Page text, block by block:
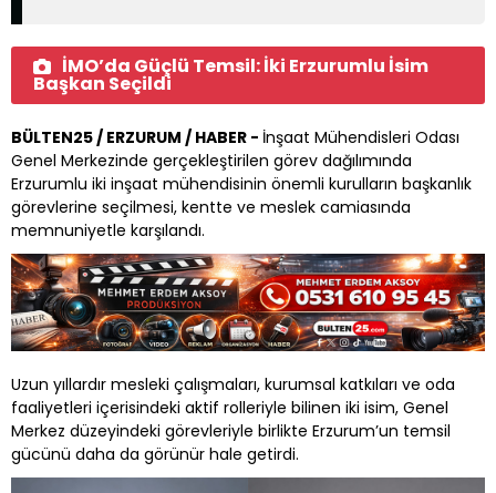
İMO’da Güçlü Temsil: İki Erzurumlu İsim
Başkan Seçildi
BÜLTEN25 / ERZURUM / HABER - İnşaat Mühendisleri Odası
Genel Merkezinde gerçekleştirilen görev dağılımında
Erzurumlu iki inşaat mühendisinin önemli kurulların başkanlık
görevlerine seçilmesi, kentte ve meslek camiasında
memnuniyetle karşılandı.
Uzun yıllardır mesleki çalışmaları, kurumsal katkıları ve oda
faaliyetleri içerisindeki aktif rolleriyle bilinen iki isim, Genel
Merkez düzeyindeki görevleriyle birlikte Erzurum’un temsil
gücünü daha da görünür hale getirdi.